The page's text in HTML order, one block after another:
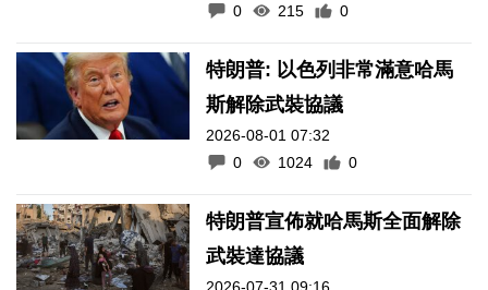
0
215 0
特朗普: 以色列非常滿意哈馬
斯解除武裝協議
2026-08-01 07:32
0
1024 0
特朗普宣佈就哈馬斯全面解除
武裝達協議
2026-07-31 09:16